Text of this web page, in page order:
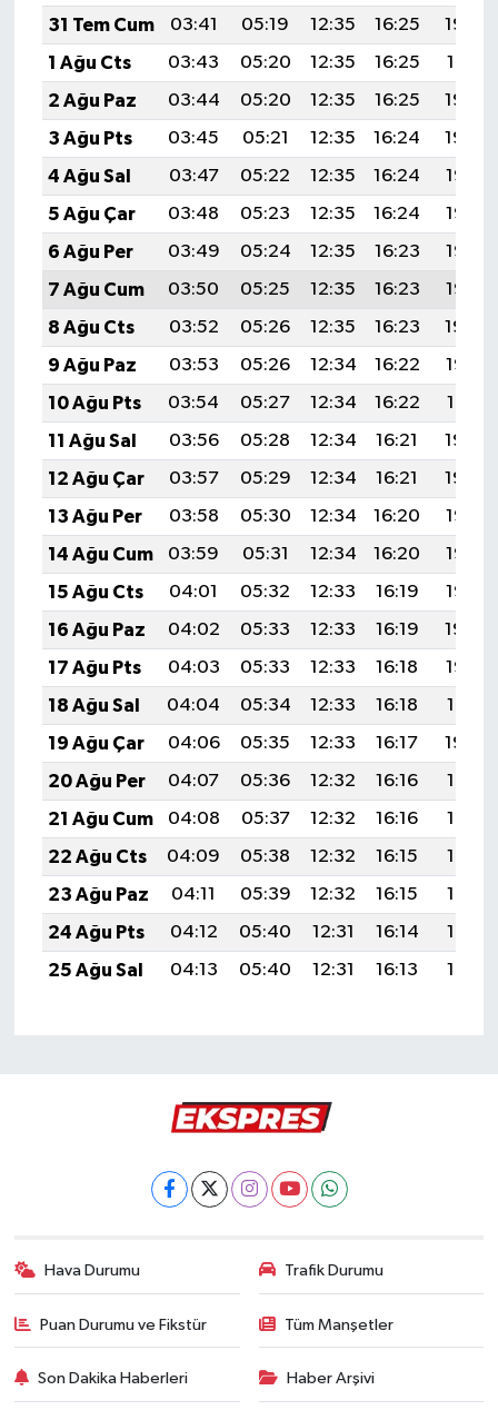
31 Tem Cum
03:41 05:19 12:35 16:25
19:42
1 Ağu Cts
03:43 05:20 12:35 16:25
19:41
2 Ağu Paz
03:44 05:20 12:35 16:25
19:40
3 Ağu Pts
03:45 05:21 12:35 16:24
19:39
4 Ağu Sal
03:47 05:22 12:35 16:24
19:38
5 Ağu Çar
03:48 05:23 12:35 16:24
19:37
6 Ağu Per
03:49 05:24 12:35 16:23
19:36
7 Ağu Cum
03:50 05:25 12:35 16:23
19:35
8 Ağu Cts
03:52 05:26 12:35 16:23
19:34
9 Ağu Paz
03:53 05:26 12:34 16:22
19:33
10 Ağu Pts
03:54 05:27 12:34 16:22
19:31
11 Ağu Sal
03:56 05:28 12:34 16:21
19:30
12 Ağu Çar
03:57 05:29 12:34 16:21
19:29
13 Ağu Per
03:58 05:30 12:34 16:20
19:28
14 Ağu Cum
03:59 05:31 12:34 16:20
19:27
15 Ağu Cts
04:01 05:32 12:33 16:19
19:25
16 Ağu Paz
04:02 05:33 12:33 16:19
19:24
17 Ağu Pts
04:03 05:33 12:33 16:18
19:23
18 Ağu Sal
04:04 05:34 12:33 16:18
19:21
19 Ağu Çar
04:06 05:35 12:33 16:17
19:20
20 Ağu Per
04:07 05:36 12:32 16:16
19:19
21 Ağu Cum
04:08 05:37 12:32 16:16
19:17
22 Ağu Cts
04:09 05:38 12:32 16:15
19:16
23 Ağu Paz
04:11 05:39 12:32 16:15
19:15
24 Ağu Pts
04:12 05:40 12:31 16:14
19:13
25 Ağu Sal
04:13 05:40 12:31 16:13 19:12
Hava Durumu Trafik Durumu
Puan Durumu ve Fikstür Tüm Manşetler
Son Dakika Haberleri Haber Arşivi
Sağlık
Şaphane
Simav
Siyaset
Tavşanlı
Teknoloji
Türkiye
Video Galeri
Yaşam
Yemek Tarifleri